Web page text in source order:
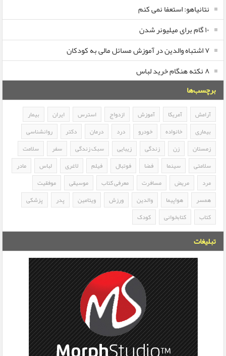
نتانیاهو: استعفا نمی کنم
۱۰ گام برای میلیونر شدن
۷ اشتباه والدین در آموزش مسائل مالی به کودکان
۸ نکته هنگام خرید لباس
برچسب‌ها
آرامش آمریکا آموزش ازدواج استرس ایران
بیمار
بیماری
خانواده خودرو درد درمان دکتر
روانشناسی
زمستان
زن زندگی زیبایی سبک زندگی سفر
سلامت
سلامتی
سینما فضا فوتبال فیلم لاغری لباس
مادر
مرد
مریض مسافرت معرفی کتاب موسیقی
موفقیت
همسر
هواپیما والدین ورزش ویتامین پدر
پزشکی
کتاب
کتابخوانی کودک
تبلیغات